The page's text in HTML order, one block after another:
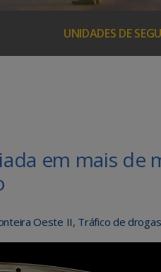
UNIDADES DE
em mais de
Oeste II, Tráfico de drogas